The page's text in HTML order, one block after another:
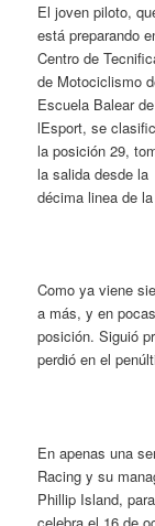
El joven piloto,
está preparando
Centro de
de Motociclismo
Escuela Balear de
lEsport, se
la posición 29,
la salida desde la
décima linea de
Como ya viene
a más, y en
posición. Siguió
perdió en el
En apenas una
Racing y su
Phillip Island,